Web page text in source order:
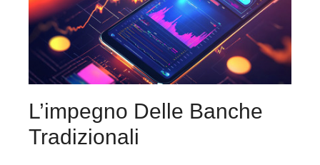
L’impegno Delle Banche
Tradizionali